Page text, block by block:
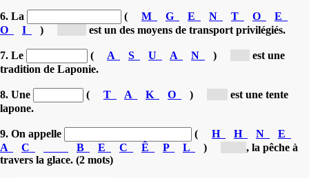
6. La ( M G E N T O
E
O
I ) est un des moyens de transport privilégiés.
7. Le ( A S U A N )
est une
tradition de Laponie.
8. Une ( T A K O )
est une tente
lapone.
9. On appelle ( H H N
E
A
C B E C Ê P L )
, la pêche à
travers la glace. (2 mots)